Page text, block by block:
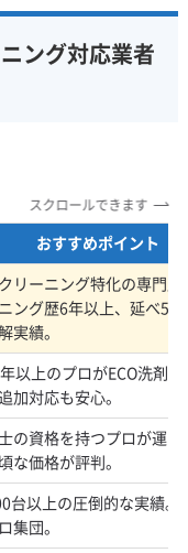
。これらの壁は
の養生が不十分
ります。また、
入はもちろん、
選ぶことが大切
（駐車・道
干しや、日
ング対応業者
スクロールできます
おすすめポイント
リーニング特化の専門
ング歴6年以上、延べ
実績。
以上のプロがECO洗剤
加対応も安心。
の資格を持つプロが運
な価格が評判。
台以上の圧倒的な実績。
集団。